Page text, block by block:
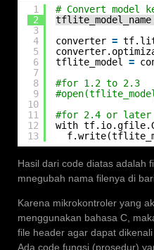
1
2
3
4
5
6
7
8
9
10
11
12
13
# Convert
tflite_model_name
converter =
tflite_model =
#for 1.2 to 2.3
#for 2.4 or later
with
Hasil dari code diatas adalah
mnegubah nama filenya di
Karena mikrokontroler yang
menggunakan bahasa C,
file header agar dapat
Ada code fungsi (prosedur)